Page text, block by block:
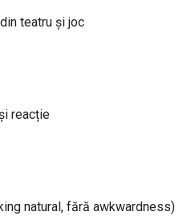
teatru și joc
reacție
natural, fără awkwardness)